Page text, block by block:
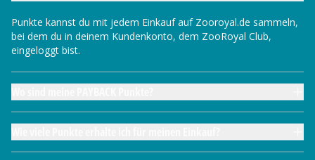
Punkte kannst du mit jedem Einkauf auf Zooroyal.de sammeln,
bei dem du in deinem Kundenkonto, dem ZooRoyal Club,
eingeloggt bist.